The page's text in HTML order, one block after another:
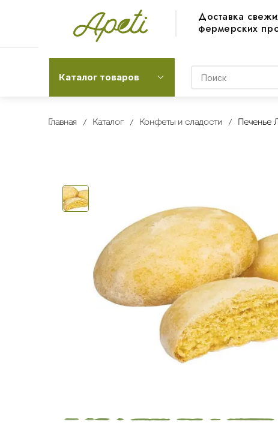
Доставка
фермерских
Каталог товаров
Главная Каталог Конфеты и сладости Печенье